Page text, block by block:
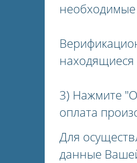
3) Нажмите
оплата
Для
данные